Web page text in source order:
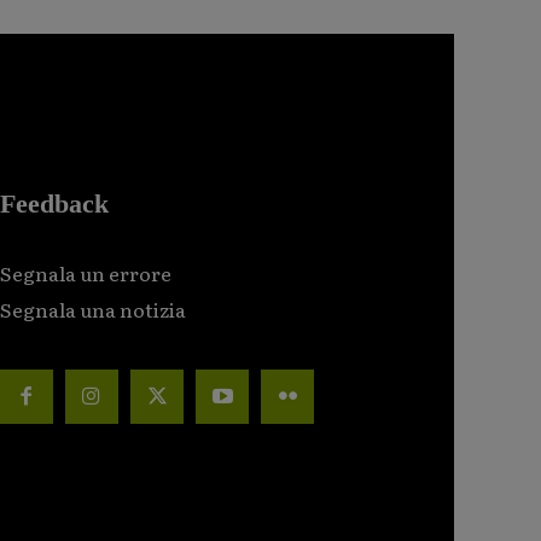
Feedback
Segnala un errore
Segnala una notizia